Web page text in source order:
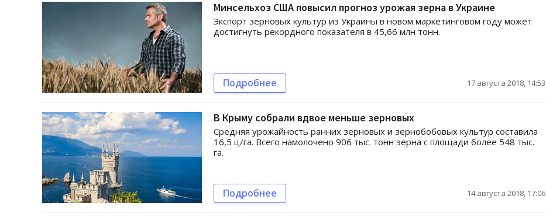
Минсельхоз США повысил прогноз урожая зерна в Украине
Экспорт зерновых культур из Украины в новом маркетинговом году может
достигнуть рекордного показателя в 45,66 млн тонн.
Подробнее 17 августа 2018, 14:53
В Крыму собрали вдвое меньше зерновых
Средняя урожайность ранних зерновых и зернобобовых культур составила
16,5 ц/га. Всего намолочено 906 тыс. тонн зерна с площади более 548 тыс.
га.
Подробнее 14 августа 2018, 17:06